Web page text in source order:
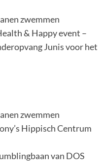
zwemmen
& Happy event –
Junis voor het
zwemmen
Hippisch Centrum
van DOS